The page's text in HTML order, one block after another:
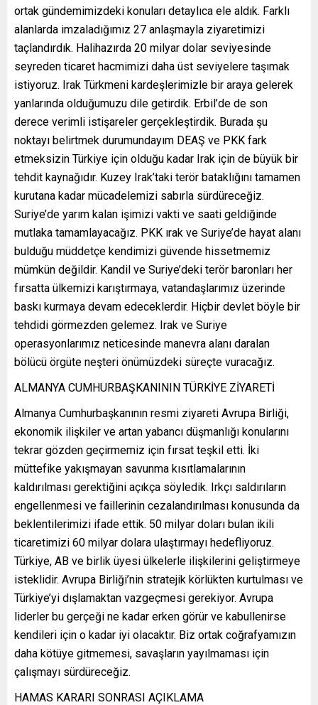
ortak gündemimizdeki konuları detaylıca ele aldık. Farklı
alanlarda imzaladığımız 27 anlaşmayla ziyaretimizi
taçlandırdık. Halihazırda 20 milyar dolar seviyesinde
seyreden ticaret hacmimizi daha üst seviyelere taşımak
istiyoruz. Irak Türkmeni kardeşlerimizle bir araya gelerek
yanlarında olduğumuzu dile getirdik. Erbil’de de son
derece verimli istişareler gerçekleştirdik. Burada şu
noktayı belirtmek durumundayım DEAŞ ve PKK fark
etmeksizin Türkiye için olduğu kadar Irak için de büyük bir
tehdit kaynağıdır. Kuzey Irak’taki terör bataklığını tamamen
kurutana kadar mücadelemizi sabırla sürdüreceğiz.
Suriye’de yarım kalan işimizi vakti ve saati geldiğinde
mutlaka tamamlayacağız. PKK ırak ve Suriye’de hayat alanı
bulduğu müddetçe kendimizi güvende hissetmemiz
mümkün değildir. Kandil ve Suriye’deki terör baronları her
fırsatta ülkemizi karıştırmaya, vatandaşlarımız üzerinde
baskı kurmaya devam edeceklerdir. Hiçbir devlet böyle bir
tehdidi görmezden gelemez. Irak ve Suriye
operasyonlarımız neticesinde manevra alanı daralan
bölücü örgüte neşteri önümüzdeki süreçte vuracağız.
ALMANYA CUMHURBAŞKANININ TÜRKİYE ZİYARETİ
Almanya Cumhurbaşkanının resmi ziyareti Avrupa Birliği,
ekonomik ilişkiler ve artan yabancı düşmanlığı konularını
tekrar gözden geçirmemiz için fırsat teşkil etti. İki
müttefike yakışmayan savunma kısıtlamalarının
kaldırılması gerektiğini açıkça söyledik. Irkçı saldırıların
engellenmesi ve faillerinin cezalandırılması konusunda da
beklentilerimizi ifade ettik. 50 milyar doları bulan ikili
ticaretimizi 60 milyar dolara ulaştırmayı hedefliyoruz.
Türkiye, AB ve birlik üyesi ülkelerle ilişkilerini geliştirmeye
isteklidir. Avrupa Birliği’nin stratejik körlükten kurtulması ve
Türkiye’yi dışlamaktan vazgeçmesi gerekiyor. Avrupa
liderler bu gerçeği ne kadar erken görür ve kabullenirse
kendileri için o kadar iyi olacaktır. Biz ortak coğrafyamızın
daha kötüye gitmemesi, savaşların yayılmaması için
çalışmayı sürdüreceğiz.
HAMAS KARARI SONRASI AÇIKLAMA